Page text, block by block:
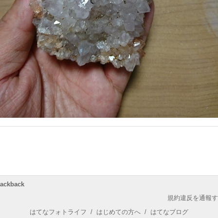
規約違反を通報
はてなフォトライフ / はじめての方へ / はてなブログ